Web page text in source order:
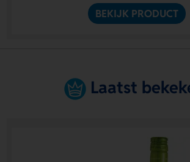
BEKIJK PRODUCT
Laatst